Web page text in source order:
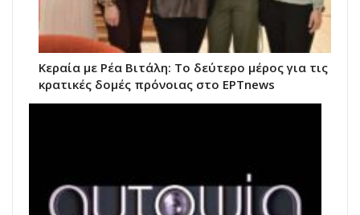
Κεραία με Ρέα Βιτάλη: Το δεύτερο μέρος για τις
κρατικές δομές πρόνοιας στο ΕΡΤnews